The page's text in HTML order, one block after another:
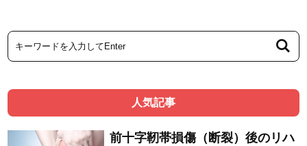
人気記事
前十字靭帯損傷（断裂）後のリハ